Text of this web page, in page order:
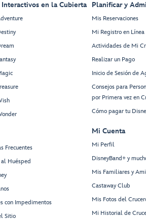
Interactivos en la Cubierta
Frecuentes
al Huésped
con Impedimentos
Sitio
Planificar y
Mis Reservaciones
Mi Registro en Línea
Actividades de Mi
Realizar un Pago
Inicio de Sesión de
Consejos para
por Primera vez en
Cómo pagar tu
Mi Cuenta
Mi Perfil
DisneyBand+ y
Mis Familiares y
Castaway Club
Mis Fotos del
Mi Historial de